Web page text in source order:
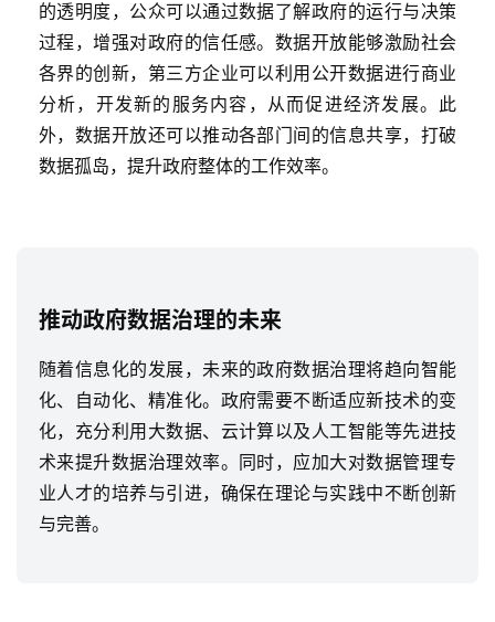
的透明度，公众可以通过数据了解政府的运行与决策
过程，增强对政府的信任感。数据开放能够激励社会
各界的创新，第三方企业可以利用公开数据进行商业
分析，开发新的服务内容，从而促进经济发展。此
外，数据开放还可以推动各部门间的信息共享，打破
数据孤岛，提升政府整体的工作效率。
推动政府数据治理的未来
随着信息化的发展，未来的政府数据治理将趋向智能
化、自动化、精准化。政府需要不断适应新技术的变
化，充分利用大数据、云计算以及人工智能等先进技
术来提升数据治理效率。同时，应加大对数据管理专
业人才的培养与引进，确保在理论与实践中不断创新
与完善。